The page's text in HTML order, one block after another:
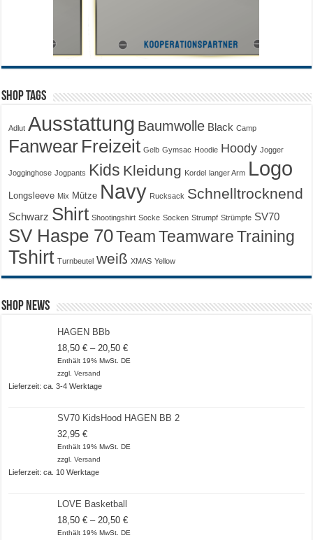
Shop Tags
Adlut Ausstattung Baumwolle Black Camp
Fanwear Freizeit Gelb Gymsac Hoodie Hoody Jogger
Jogginghose Jogpants Kids Kleidung Kordel langer Arm Logo
Longsleeve Mix Mütze Navy Rucksack Schnelltrocknend
Schwarz Shirt Shootingshirt Socke Socken Strumpf Strümpfe SV70
SV Haspe 70Team Teamware Training
Tshirt Turnbeutel weiß XMAS Yellow
Shop News
HAGEN BBb
18,50€ – 20,50€Preisspanne:
18,50 €
Enthält 19% MwSt. DE
zzgl.Versand
Lieferzeit: ca. 3-4 Werktage
SV70 KidsHood HAGEN BB 2
32,95€
Enthält 19% MwSt. DE
zzgl.Versand
Lieferzeit: ca. 10 Werktage
LOVE Basketball
18,50€ – 20,50€Preisspanne:
18,50 €
Enthält 19% MwSt. DE